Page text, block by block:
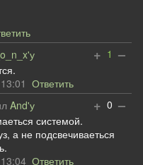
+ 1 –
Ответить
+ 0 –
And'у
системой.
а не подсвечиваеться
Ответить